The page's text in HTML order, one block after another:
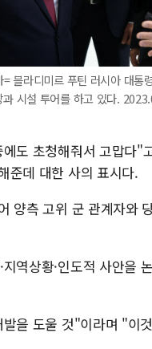
블라디미르 푸틴 러시아 대
과 시설 투어를 하고 있다.
도 초청해줘서 고맙다"
준데 대한 사의 표시다.
양측 고위 군 관계자와
역상황·인도적 사안을
을 도울 것"이라며 "이